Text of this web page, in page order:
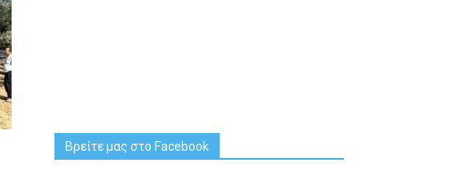
Βρείτε μας στο Facebook